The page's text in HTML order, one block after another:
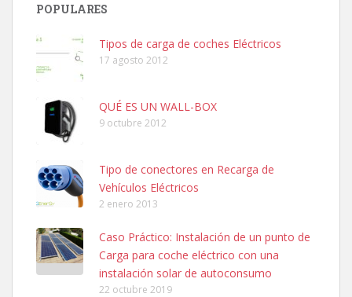
POPULARES
Tipos de carga de coches Eléctricos
17 agosto 2012
QUÉ ES UN WALL-BOX
9 octubre 2012
Tipo de conectores en Recarga de
Vehículos Eléctricos
2 enero 2013
Caso Práctico: Instalación de un punto de
Carga para coche eléctrico con una
instalación solar de autoconsumo
22 octubre 2019